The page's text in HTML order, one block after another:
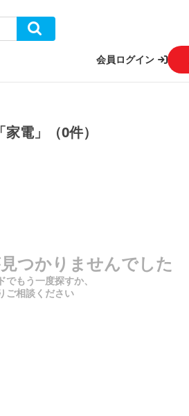
会員ログイン
電」（0件）
つかりませんでした
もう一度探すか、
ご相談ください